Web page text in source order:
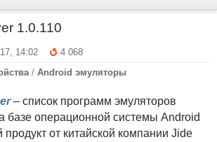
1.0.110
14:02
4 068
/ Android эмуляторы
– список программ эмуляторов
базе операционной системы Android
от китайской компании Jide